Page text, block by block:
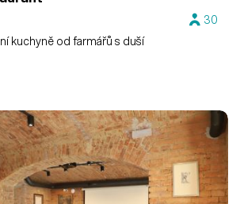
30
kuchyně od farmářů s duší